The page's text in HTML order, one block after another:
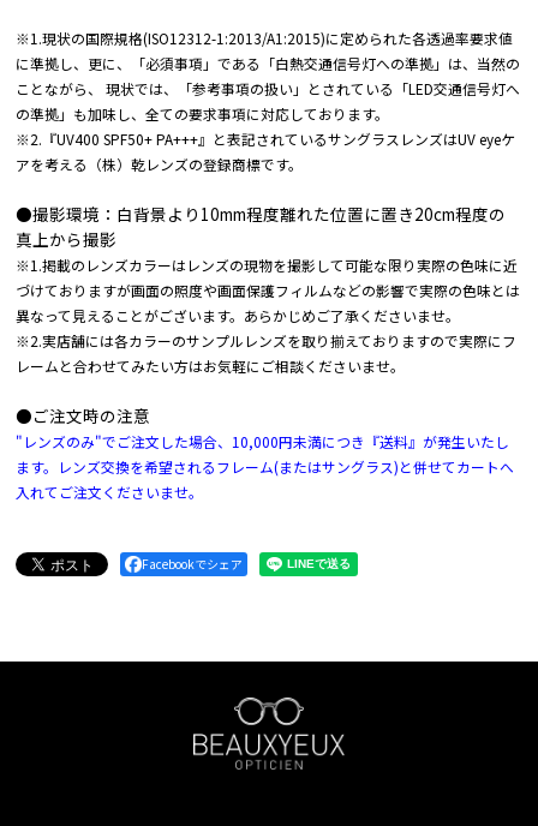
※1.現状の国際規格(ISO12312-1:2013/A1:2015)に定められた各透過率要求値
に準拠し、更に、「必須事項」である「白熱交通信号灯への準拠」は、当然の
ことながら、 現状では、「参考事項の扱い」とされている「LED交通信号灯へ
の準拠」も加味し、全ての要求事項に対応しております。
※2.『UV400 SPF50+ PA+++』と表記されているサングラスレンズはUV eyeケ
アを考える（株）乾レンズの登録商標です。
●撮影環境：白背景より10mm程度離れた位置に置き20cm程度の
真上から撮影
※1.掲載のレンズカラーはレンズの現物を撮影して可能な限り実際の色味に近
づけておりますが画面の照度や画面保護フィルムなどの影響で実際の色味とは
異なって見えることがございます。あらかじめご了承くださいませ。
※2.実店舗には各カラーのサンプルレンズを取り揃えておりますので実際にフ
レームと合わせてみたい方はお気軽にご相談くださいませ。
●ご注文時の注意
"レンズのみ"でご注文した場合、10,000円未満につき『送料』が発生いたし
ます。レンズ交換を希望されるフレーム(またはサングラス)と併せてカートへ
入れてご注文くださいませ。
Facebookでシェア